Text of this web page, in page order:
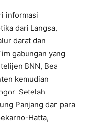
informasi
dari Langsa,
darat dan
gabungan yang
BNN, Bea
kemudian
Setelah
Panjang dan para
Hatta,